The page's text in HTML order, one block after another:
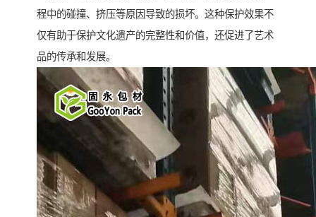
程中的碰撞、挤压等原因导致的损坏。这种保护效果不
仅有助于保护文化遗产的完整性和价值，还促进了艺术
品的传承和发展。